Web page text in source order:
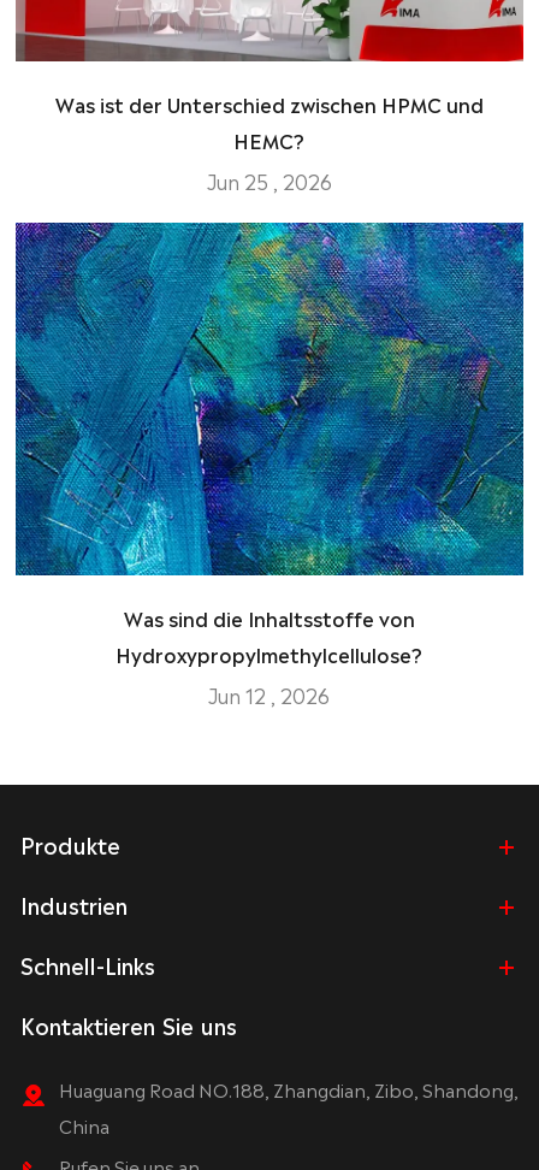
Was ist der Unterschied zwischen HPMC und
HEMC?
Jun 25 , 2026
Was sind die Inhaltsstoffe von
Hydroxypropylmethylcellulose?
Jun 12 , 2026
Produkte
Industrien
Schnell-Links
Kontaktieren Sie uns
Huaguang Road NO.188, Zhangdian, Zibo, Shandong,
China